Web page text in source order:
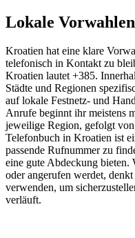
Lokale
Kroatien hat eine klare
telefonisch in Kontakt zu
Kroatien lautet +385.
Städte und Regionen
auf lokale Festnetz- und
Anrufe beginnt ihr meistens
jeweilige Region, gefolgt
Telefonbuch in Kroatien ist
passende Rufnummer zu
eine gute Abdeckung bieten.
oder angerufen werdet,
verwenden, um
verläuft.